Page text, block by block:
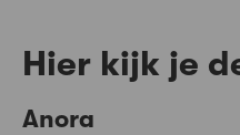
Hier kijk je
Anora